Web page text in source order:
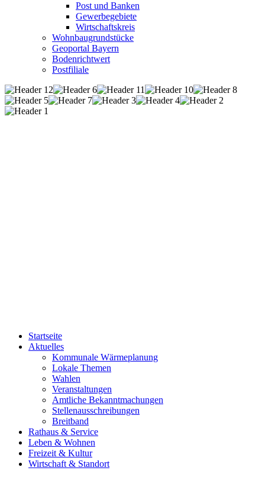
Post und Banken
Gewerbegebiete
Wirtschaftskreis
Wohnbaugrundstücke
Geoportal Bayern
Bodenrichtwert
Postfiliale
Startseite
Aktuelles
Kommunale Wärmeplanung
Lokale Themen
Wahlen
Veranstaltungen
Amtliche Bekanntmachungen
Stellenausschreibungen
Breitband
Rathaus & Service
Leben & Wohnen
Freizeit & Kultur
Wirtschaft & Standort